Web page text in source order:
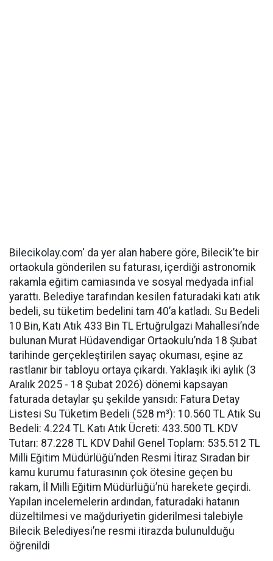
Bilecikolay.com' da yer alan habere göre, Bilecik’te bir
ortaokula gönderilen su faturası, içerdiği astronomik
rakamla eğitim camiasında ve sosyal medyada infial
yarattı. Belediye tarafından kesilen faturadaki katı atık
bedeli, su tüketim bedelini tam 40’a katladı. Su Bedeli
10 Bin, Katı Atık 433 Bin TL Ertuğrulgazi Mahallesi’nde
bulunan Murat Hüdavendigar Ortaokulu’nda 18 Şubat
tarihinde gerçekleştirilen sayaç okuması, eşine az
rastlanır bir tabloyu ortaya çıkardı. Yaklaşık iki aylık (3
Aralık 2025 - 18 Şubat 2026) dönemi kapsayan
faturada detaylar şu şekilde yansıdı: Fatura Detay
Listesi Su Tüketim Bedeli (528 m³): 10.560 TL Atık Su
Bedeli: 4.224 TL Katı Atık Ücreti: 433.500 TL KDV
Tutarı: 87.228 TL KDV Dahil Genel Toplam: 535.512 TL
Milli Eğitim Müdürlüğü’nden Resmi İtiraz Sıradan bir
kamu kurumu faturasının çok ötesine geçen bu
rakam, İl Milli Eğitim Müdürlüğü’nü harekete geçirdi.
Yapılan incelemelerin ardından, faturadaki hatanın
düzeltilmesi ve mağduriyetin giderilmesi talebiyle
Bilecik Belediyesi’ne resmi itirazda bulunulduğu
öğrenildi